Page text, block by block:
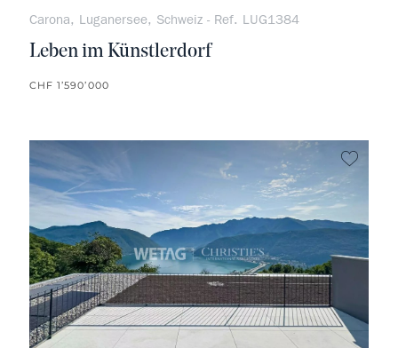
Carona, Luganersee, Schweiz - Ref. LUG1384
Leben im Künstlerdorf
CHF 1’590’000